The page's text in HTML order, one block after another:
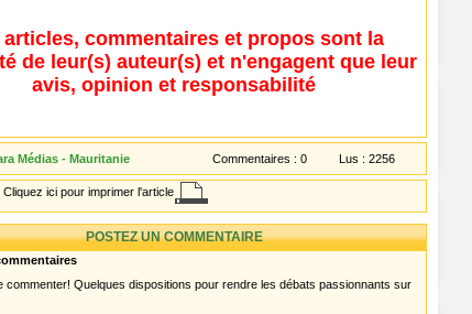
articles, commentaires et propos sont la
de leur(s) auteur(s) et n'engagent que leur
avis, opinion et responsabilité
Médias - Mauritanie Commentaires : 0 Lus : 2256
Cliquez ici pour imprimer l'article
POSTEZ UN COMMENTAIRE
commenter! Quelques dispositions pour rendre les débats passionnants sur